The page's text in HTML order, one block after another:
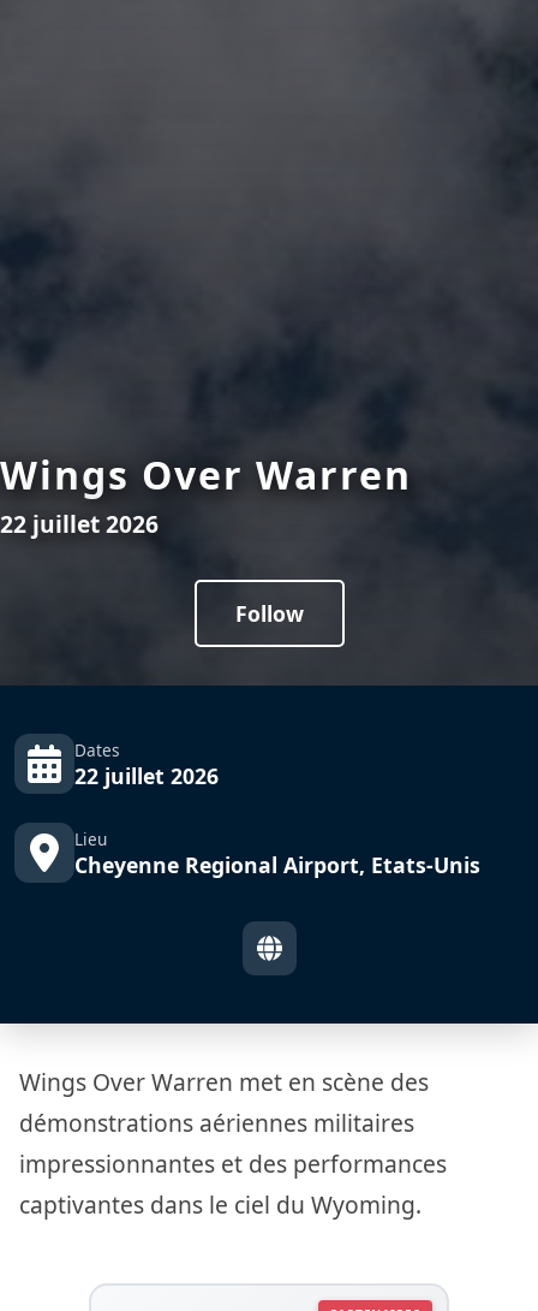
Wings Over Warren
22 juillet 2026
Follow
Dates
22 juillet 2026
Lieu
Cheyenne Regional Airport, Etats-Unis
Wings Over Warren met en scène des
démonstrations aériennes militaires
impressionnantes et des performances
captivantes dans le ciel du Wyoming.